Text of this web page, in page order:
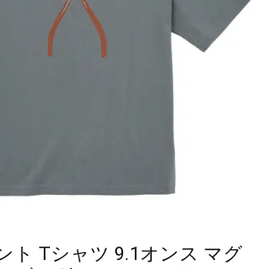
ト Tシャツ 9.1オンス マグ